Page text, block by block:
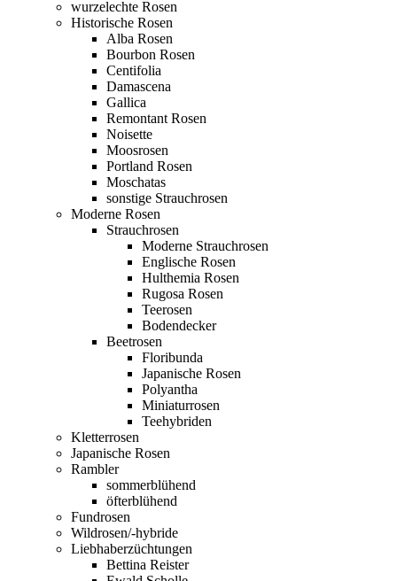
wurzelechte Rosen
Historische Rosen
Alba Rosen
Bourbon Rosen
Centifolia
Damascena
Gallica
Remontant Rosen
Noisette
Moosrosen
Portland Rosen
Moschatas
sonstige Strauchrosen
Moderne Rosen
Strauchrosen
Moderne Strauchrosen
Englische Rosen
Hulthemia Rosen
Rugosa Rosen
Teerosen
Bodendecker
Beetrosen
Floribunda
Japanische Rosen
Polyantha
Miniaturrosen
Teehybriden
Kletterrosen
Japanische Rosen
Rambler
sommerblühend
öfterblühend
Fundrosen
Wildrosen/-hybride
Liebhaberzüchtungen
Bettina Reister